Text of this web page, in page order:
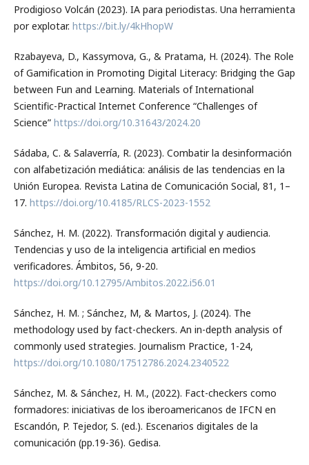
Prodigioso Volcán (2023). IA para periodistas. Una herramienta
por explotar. https://bit.ly/4kHhopW
Rzabayeva, D., Kassymova, G., & Pratama, H. (2024). The Role
of Gamification in Promoting Digital Literacy: Bridging the Gap
between Fun and Learning. Materials of International
Scientific-Practical Internet Conference “Challenges of
Science” https://doi.org/10.31643/2024.20
Sádaba, C. & Salaverría, R. (2023). Combatir la desinformación
con alfabetización mediática: análisis de las tendencias en la
Unión Europea. Revista Latina de Comunicación Social, 81, 1–
17. https://doi.org/10.4185/RLCS-2023-1552
Sánchez, H. M. (2022). Transformación digital y audiencia.
Tendencias y uso de la inteligencia artificial en medios
verificadores. Ámbitos, 56, 9-20.
https://doi.org/10.12795/Ambitos.2022.i56.01
Sánchez, H. M. ; Sánchez, M, & Martos, J. (2024). The
methodology used by fact-checkers. An in-depth analysis of
commonly used strategies. Journalism Practice, 1-24,
https://doi.org/10.1080/17512786.2024.2340522
Sánchez, M. & Sánchez, H. M., (2022). Fact-checkers como
formadores: iniciativas de los iberoamericanos de IFCN en
Escandón, P. Tejedor, S. (ed.). Escenarios digitales de la
comunicación (pp.19-36). Gedisa.